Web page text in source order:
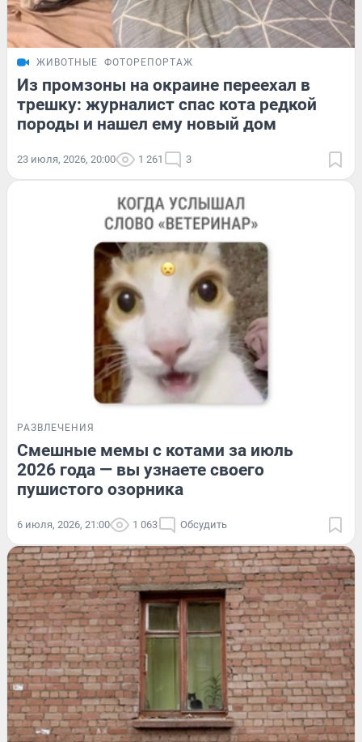
ЖИВОТНЫЕ ФОТОРЕПОРТАЖ
Из промзоны на окраине переехал в
трешку: журналист спас кота редкой
породы и нашел ему новый дом
23 июля, 2026, 20:00 1 261 3
РАЗВЛЕЧЕНИЯ
Смешные мемы с котами за июль
2026 года — вы узнаете своего
пушистого озорника
6 июля, 2026, 21:00 1 063 Обсудить